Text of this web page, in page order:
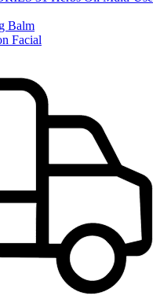
Balm
Facial